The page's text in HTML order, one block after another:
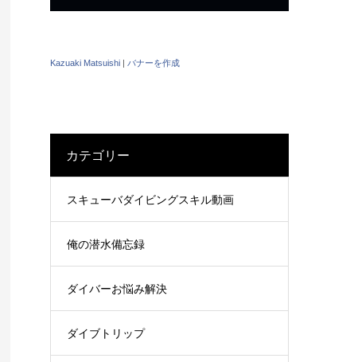
Kazuaki Matsuishi | バナーを作成
カテゴリー
スキューバダイビングスキル動画
俺の潜水備忘録
ダイバーお悩み解決
ダイブトリップ